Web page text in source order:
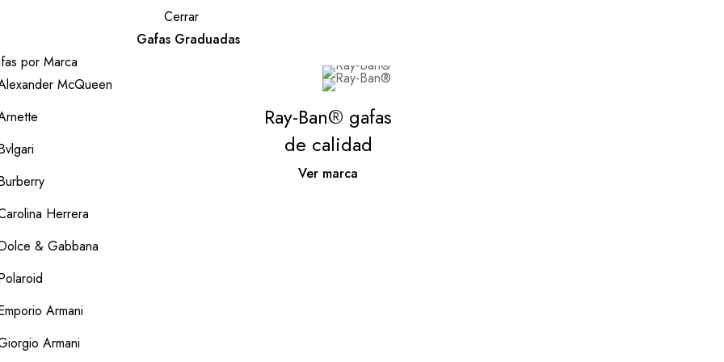
Cerrar
Gafas Graduadas
por Marca
McQueen
Herrera
& Gabbana
Armani
Armani
Ray-Ban® gafas
de calidad
Ver marca